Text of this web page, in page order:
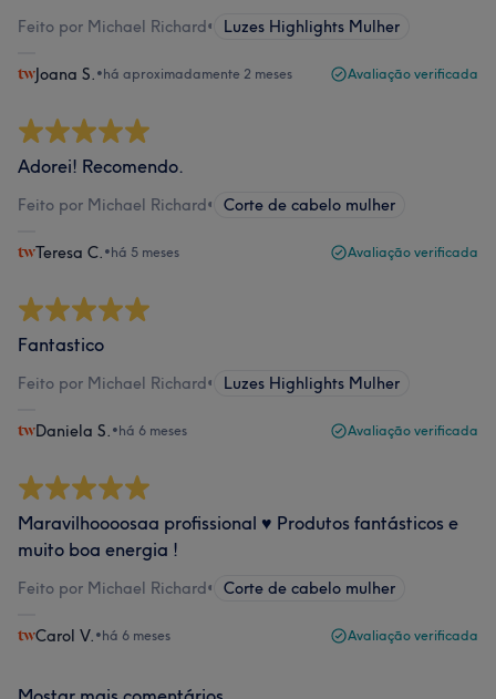
Feito por Michael Richard• Luzes Highlights Mulher
Joana S. •há aproximadamente 2 meses Avaliação verificada
Adorei! Recomendo.
Feito por Michael Richard• Corte de cabelo mulher
Teresa C. •há 5 meses Avaliação verificada
Fantastico
Feito por Michael Richard• Luzes Highlights Mulher
Daniela S. •há 6 meses Avaliação verificada
Maravilhoooosaa profissional ♥️ Produtos fantásticos e
muito boa energia !
Feito por Michael Richard• Corte de cabelo mulher
Carol V. •há 6 meses Avaliação verificada